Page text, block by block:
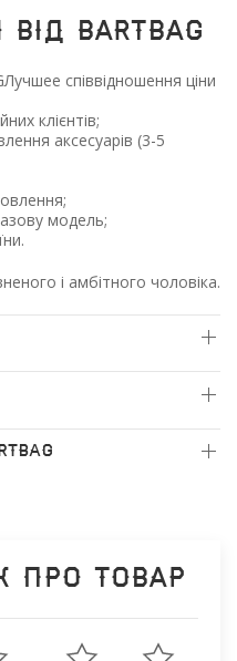
BARTBAG
співвідношення ціни
клієнтів;
аксесуарів (3-5
модель;
і амбітного чоловіка.
про товар